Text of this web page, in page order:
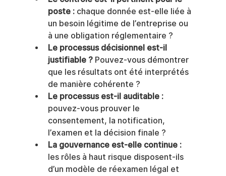
poste : chaque donnée est-elle liée à
un besoin légitime de l’entreprise ou
à une obligation réglementaire ?
Le processus décisionnel est-il
justifiable ? Pouvez-vous démontrer
que les résultats ont été interprétés
de manière cohérente ?
Le processus est-il auditable :
pouvez-vous prouver le
consentement, la notification,
l’examen et la décision finale ?
La gouvernance est-elle continue :
les rôles à haut risque disposent-ils
d’un modèle de réexamen légal et